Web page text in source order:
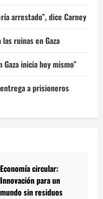
arrestado”, dice Carney
ruinas en Gaza
Gaza inicia hoy mismo”
a prisioneros
Economía circular:
Innovación para un
mundo sin residuos